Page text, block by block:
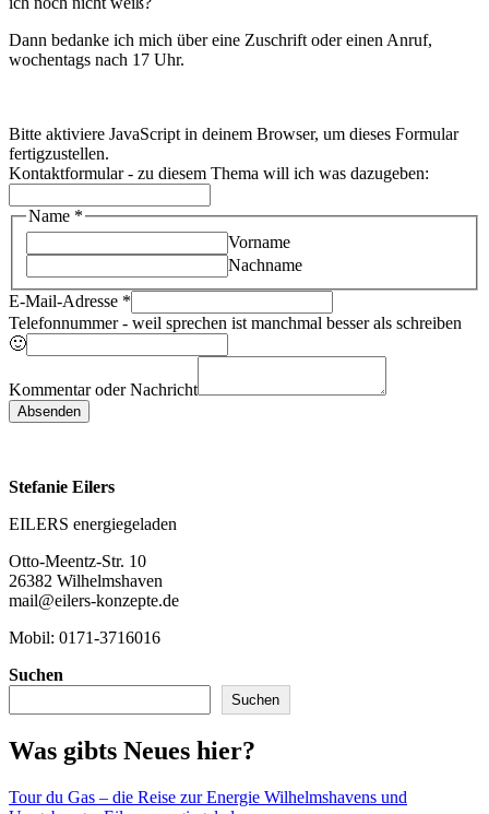
Dann bedanke ich mich über eine Zuschrift oder einen Anruf,
wochentags nach 17 Uhr.
Bitte aktiviere JavaScript in deinem Browser, um dieses Formular
fertigzustellen.
Kontaktformular - zu diesem Thema will ich was dazugeben:
Name
als
Name *
Vorname
Nachname
E-Mail-Adresse *
Telefonnummer - weil sprechen ist manchmal besser als schreiben
🙂
Kommentar oder Nachricht
Absenden
Stefanie Eilers
EILERS energiegeladen
Otto-Meentz-Str. 10
26382 Wilhelmshaven
mail@eilers-konzepte.de
Mobil: 0171-3716016
Suchen
Suchen
Was gibts Neues hier?
Tour du Gas – die Reise zur Energie Wilhelmshavens und